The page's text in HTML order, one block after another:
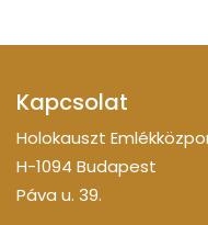
Kapcsolat
Holokauszt
H-1094 Budapest
Páva u. 39.